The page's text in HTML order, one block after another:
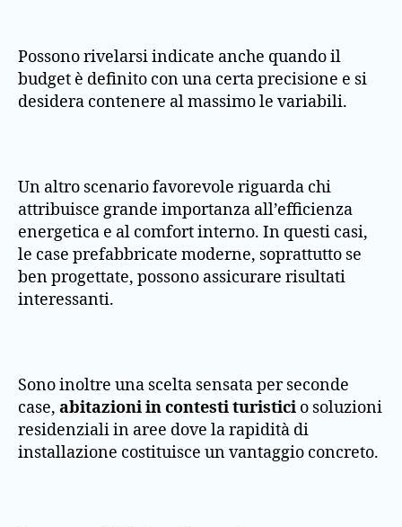
Possono rivelarsi indicate anche quando il
budget è definito con una certa precisione e si
desidera contenere al massimo le variabili.
Un altro scenario favorevole riguarda chi
attribuisce grande importanza all’efficienza
energetica e al comfort interno. In questi casi,
le case prefabbricate moderne, soprattutto se
ben progettate, possono assicurare risultati
interessanti.
Sono inoltre una scelta sensata per seconde
case, abitazioni in contesti turistici o soluzioni
residenziali in aree dove la rapidità di
installazione costituisce un vantaggio concreto.